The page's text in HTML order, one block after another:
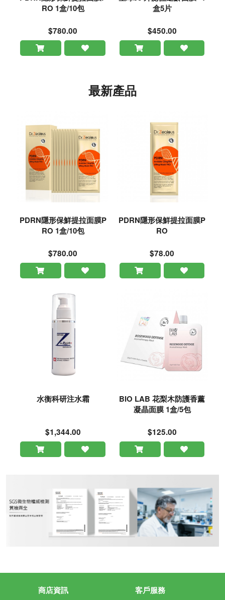
RO 1盒/10包
$780.00
盒5片
$450.00
最新產品
PDRN隱形保鮮提拉面膜P
RO 1盒/10包
$780.00
PDRN隱形保鮮提拉面膜P
RO
$78.00
水衡科研注水霜
$1,344.00
BIO LAB 花梨木防護香薰
凝晶面膜 1盒/5包
$125.00
商店資訊 客戶服務